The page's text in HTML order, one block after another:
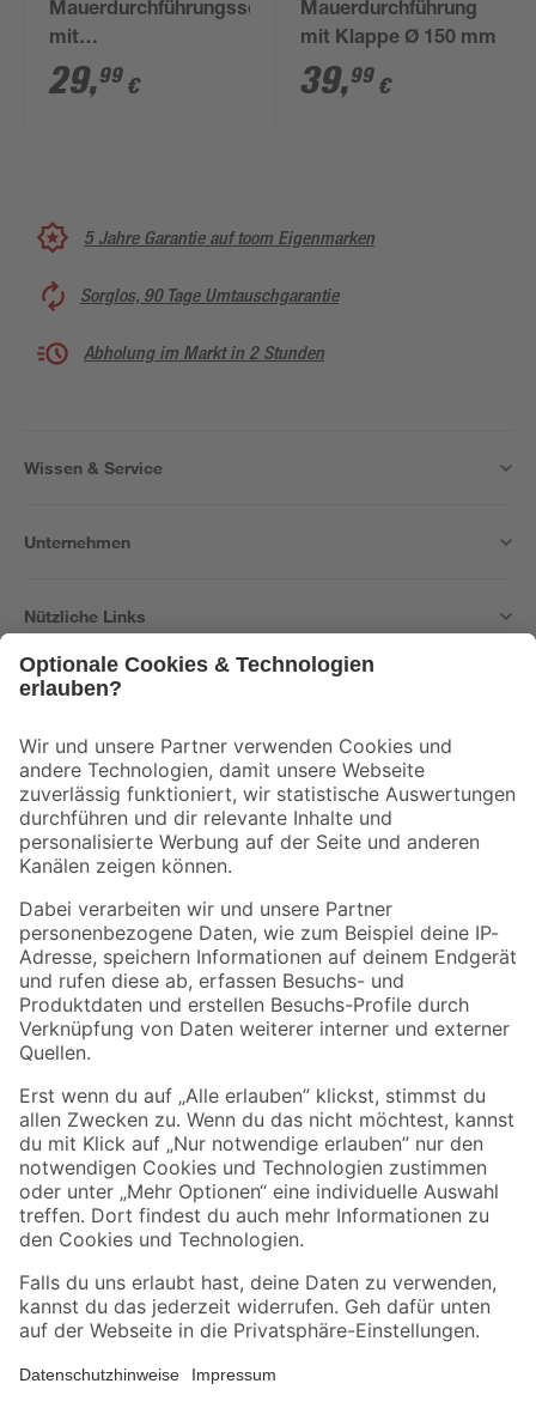
Mauerdurchführungsset
mit
Rückschlagklappe, Ø
100 mm
29,99 €
Mauerdurchführung
mit Klappe Ø 150 mm
39,99 €
5 Jahre Garantie auf toom Eigenmarken
Sorglos, 90 Tage Umtauschgarantie
Abholung im Markt in 2 Stunden
Wissen & Service
Unternehmen
Nützliche Links
Der toom Newsletter: Keine Angebote und Aktionen mehr verpassen!
Zur Newsletter Anmeldung
Folge uns
Zahlungsarten Versandarten
Sicher einkaufen
Jetzt die toom-App herunterladen
Alle Preisangaben in EUR inkl. gesetzl. MwSt.. Die dargestellten Angebote sind unter
Umständen nicht in allen Märkten verfügbar. Die angegebenen Verfügbarkeiten beziehen
Produkte nur solange der Vorrat reicht.
*Paketversand ab 59 € versandkostenfrei, gilt nicht für Artikel mit Speditionsversand, hier